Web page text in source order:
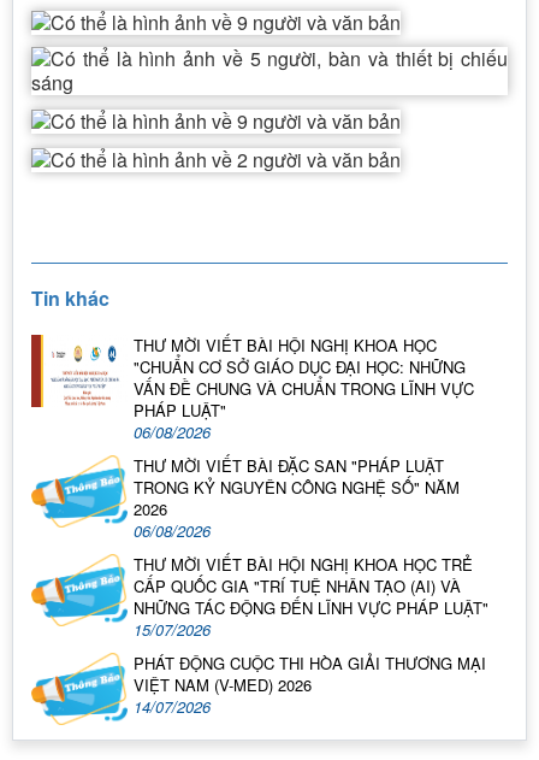
Tin khác
THƯ MỜI VIẾT BÀI HỘI NGHỊ KHOA HỌC
"CHUẨN CƠ SỞ GIÁO DỤC ĐẠI HỌC: NHỮNG
VẤN ĐỀ CHUNG VÀ CHUẨN TRONG LĨNH VỰC
PHÁP LUẬT"
06/08/2026
THƯ MỜI VIẾT BÀI ĐẶC SAN "PHÁP LUẬT
TRONG KỶ NGUYÊN CÔNG NGHỆ SỐ" NĂM
2026
06/08/2026
THƯ MỜI VIẾT BÀI HỘI NGHỊ KHOA HỌC TRẺ
CẤP QUỐC GIA "TRÍ TUỆ NHÂN TẠO (AI) VÀ
NHỮNG TÁC ĐỘNG ĐẾN LĨNH VỰC PHÁP LUẬT"
15/07/2026
PHÁT ĐỘNG CUỘC THI HÒA GIẢI THƯƠNG MẠI
VIỆT NAM (V-MED) 2026
14/07/2026